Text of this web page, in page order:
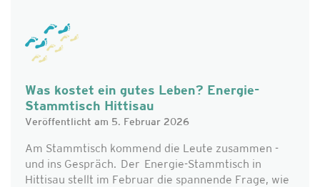
Was kostet ein gutes Leben? Energie-
Stammtisch Hittisau
Veröffentlicht am 5. Februar 2026
Am Stammtisch kommend die Leute zusammen -
und ins Gespräch. Der Energie-Stammtisch in
Hittisau stellt im Februar die spannende Frage, wie